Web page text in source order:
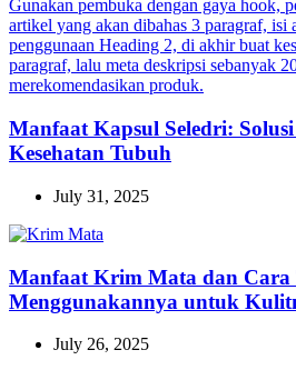
Manfaat Kapsul Seledri:
Kesehatan Tubuh
July 31, 2025
Manfaat Krim Mata dan Cara
Menggunakannya untuk
July 26, 2025